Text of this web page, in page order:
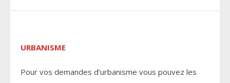
URBANISME
Pour vos demandes d’urbanisme vous pouvez les